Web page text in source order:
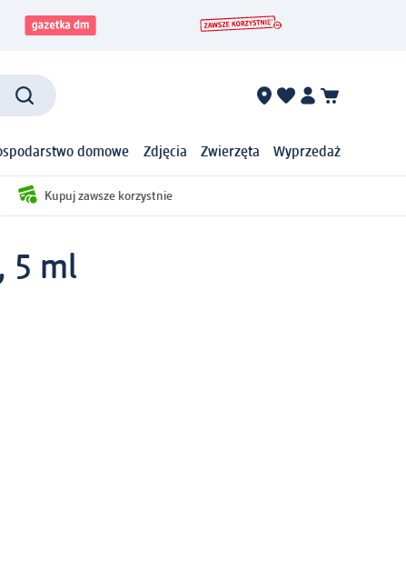
domowe Zdjęcia Zwierzęta Wyprzedaż
Kupuj zawsze korzystnie
5 ml